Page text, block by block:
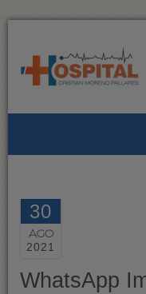
30
AGO
2021
WhatsApp